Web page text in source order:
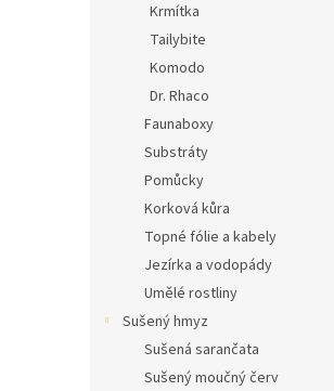
Krmítka
Tailybite
Komodo
Dr. Rhaco
Faunaboxy
Substráty
Pomůcky
Korková kůra
Topné fólie a kabely
Jezírka a vodopády
Umělé rostliny
Sušený hmyz
Sušená sarančata
Sušený moučný červ